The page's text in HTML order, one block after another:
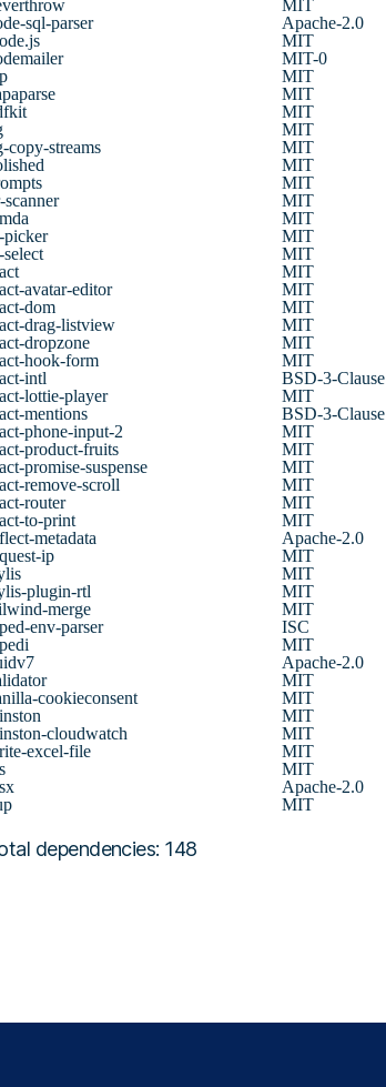
MIT
sql-parser
Apache-2.0
MIT
MIT-0
MIT
MIT
MIT
MIT
copy-streams
MIT
MIT
MIT
scanner
MIT
MIT
picker
MIT
select
MIT
MIT
avatar-editor
MIT
dom
MIT
drag-listview
MIT
dropzone
MIT
hook-form
MIT
intl
BSD-3-Clause
lottie-player
MIT
mentions
BSD-3-Clause
phone-input-2
MIT
product-fruits
MIT
promise-suspense
MIT
remove-scroll
MIT
router
MIT
to-print
MIT
metadata
Apache-2.0
ip
MIT
MIT
plugin-rtl
MIT
merge
MIT
env-parser
ISC
MIT
Apache-2.0
MIT
cookieconsent
MIT
MIT
cloudwatch
MIT
excel-file
MIT
MIT
Apache-2.0
MIT
dependencies: 148